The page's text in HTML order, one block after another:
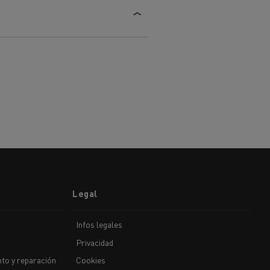
y reparación
Legal
Infos legales
Privacidad
Cookies